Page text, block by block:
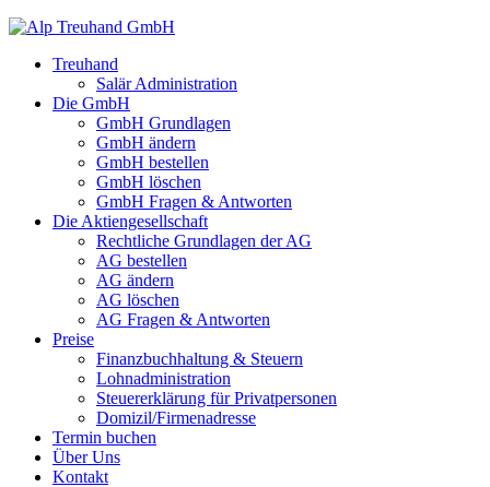
Treuhand
Salär Administration
Die GmbH
GmbH Grundlagen
GmbH ändern
GmbH bestellen
GmbH löschen
GmbH Fragen & Antworten
Die Aktiengesellschaft
Rechtliche Grundlagen der AG
AG bestellen
AG ändern
AG löschen
AG Fragen & Antworten
Preise
Finanzbuchhaltung & Steuern
Lohnadministration
Steuererklärung für Privatpersonen
Domizil/Firmenadresse
Termin buchen
Über Uns
Kontakt